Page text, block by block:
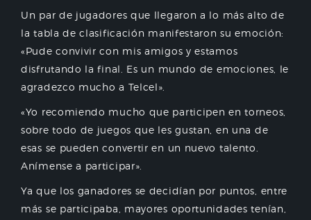
Un par de jugadores que llegaron a lo más alto de
la tabla de clasificación manifestaron su emoción:
«Pude convivir con mis amigos y estamos
disfrutando la final. Es un mundo de emociones, le
agradezco mucho a Telcel».
«Yo recomiendo mucho que participen en torneos,
sobre todo de juegos que les gustan, en una de
esas se pueden convertir en un nuevo talento.
Anímense a participar».
Ya que los ganadores se decidían por puntos, entre
más se participaba, mayores oportunidades tenían,